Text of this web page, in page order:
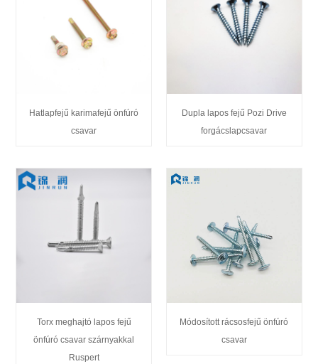
Hatlapfejű karimafejű önfúró
csavar
Dupla lapos fejű Pozi Drive
forgácslapcsavar
Torx meghajtó lapos fejű
önfúró csavar szárnyakkal
Ruspert
Módosított rácsosfejű önfúró
csavar